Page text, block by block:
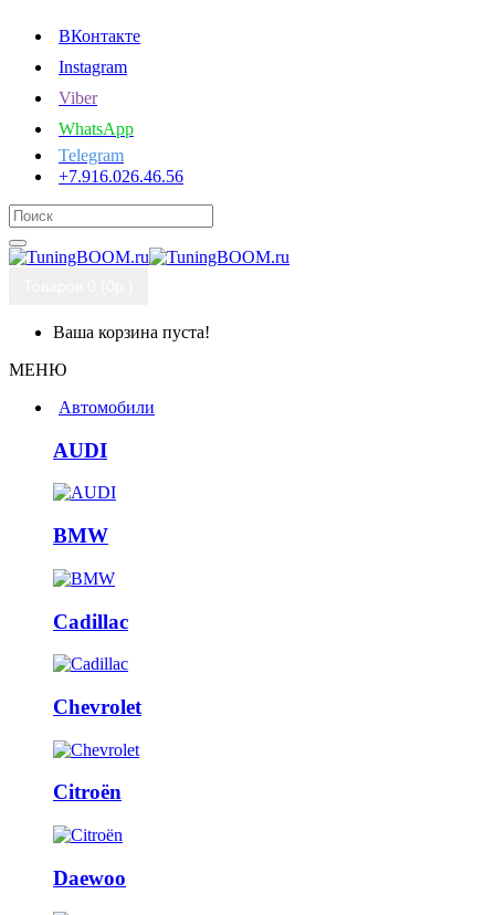
ВКонтакте
Instagram
Viber
WhatsApp
Telegram
+7.916.026.46.56
Ваша корзина пуста!
МЕНЮ
Автомобили
AUDI
BMW
Cadillac
Chevrolet
Citroën
Daewoo